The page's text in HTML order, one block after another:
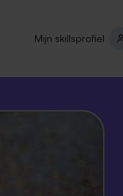
Mijn skillsprofiel